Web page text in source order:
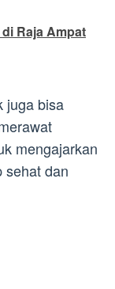
Raja Ampat
juga bisa
mengajarkan
sehat dan